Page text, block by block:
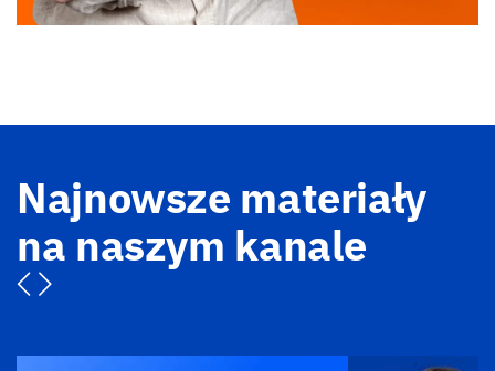
Najnowsze materiały
na naszym kanale